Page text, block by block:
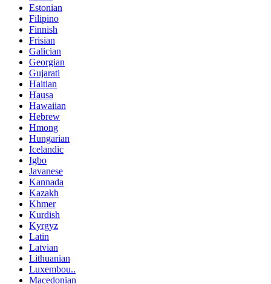
Estonian
Filipino
Finnish
Frisian
Galician
Georgian
Gujarati
Haitian
Hausa
Hawaiian
Hebrew
Hmong
Hungarian
Icelandic
Igbo
Javanese
Kannada
Kazakh
Khmer
Kurdish
Kyrgyz
Latin
Latvian
Lithuanian
Luxembou..
Macedonian